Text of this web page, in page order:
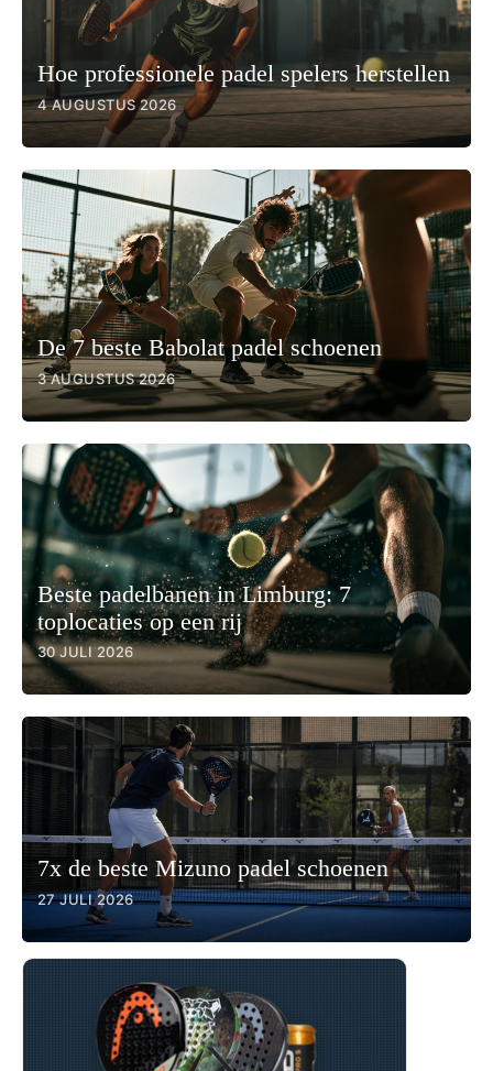
Hoe professionele padel spelers herstellen
4 AUGUSTUS 2026
De 7 beste Babolat padel schoenen
3 AUGUSTUS 2026
Beste padelbanen in Limburg: 7
toplocaties op een rij
30 JULI 2026
7x de beste Mizuno padel schoenen
27 JULI 2026